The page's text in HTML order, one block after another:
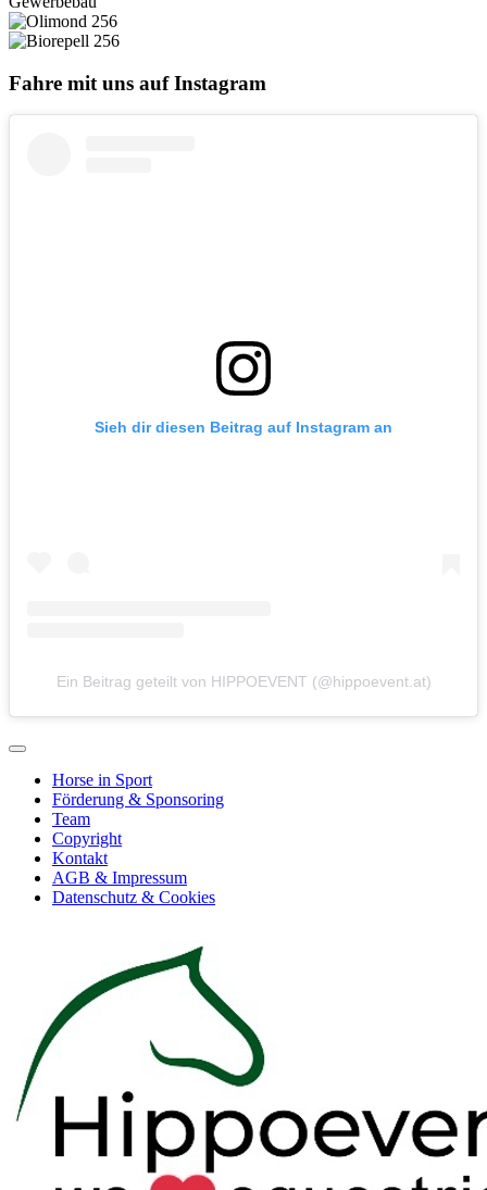
Fahre mit uns auf Instagram
Sieh dir diesen Beitrag auf Instagram an
Ein Beitrag geteilt von HIPPOEVENT (@hippoevent.at)
Horse in Sport
Förderung & Sponsoring
Team
Copyright
Kontakt
AGB & Impressum
Datenschutz & Cookies